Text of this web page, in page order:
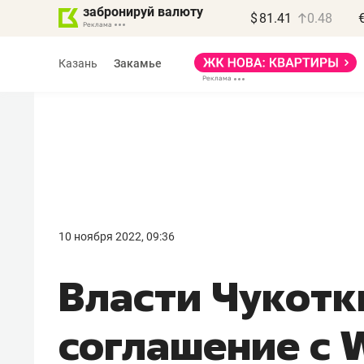
забронируй валюту $ 81.41 0.48
Казань Закамье
10 ноября 2022, 09:36
Власти
соглашение с
правил, бизнес может
потерять минимум